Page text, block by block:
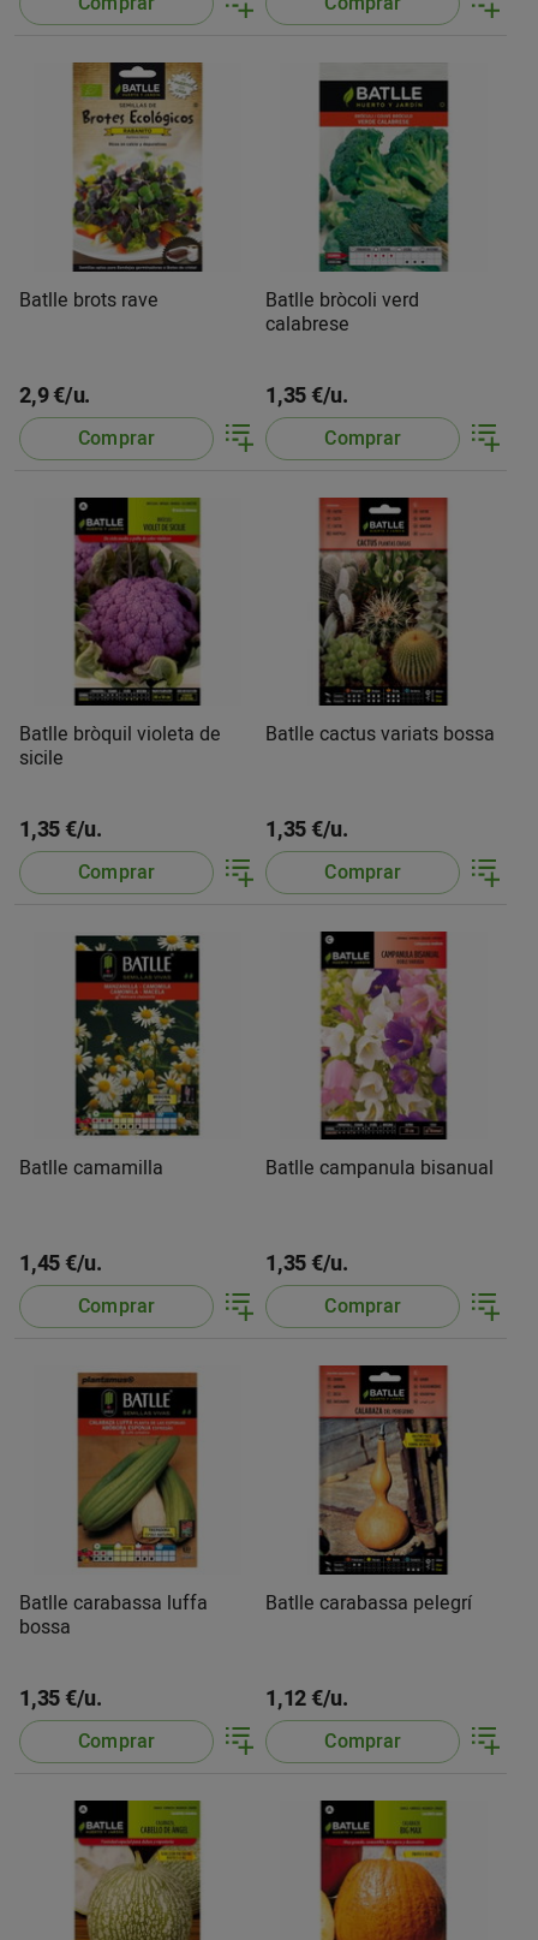
Batlle brots rave
2,9 €/u.
Comprar
Batlle bròcoli verd
calabrese
1,35 €/u.
Comprar
Batlle bròquil violeta de
sicile
1,35 €/u.
Comprar
Batlle cactus variats bossa
1,35 €/u.
Comprar
Batlle camamilla
1,45 €/u.
Comprar
Batlle campanula bisanual
1,35 €/u.
Comprar
Batlle carabassa luffa
bossa
1,35 €/u.
Comprar
Batlle carabassa pelegrí
1,12 €/u.
Comprar